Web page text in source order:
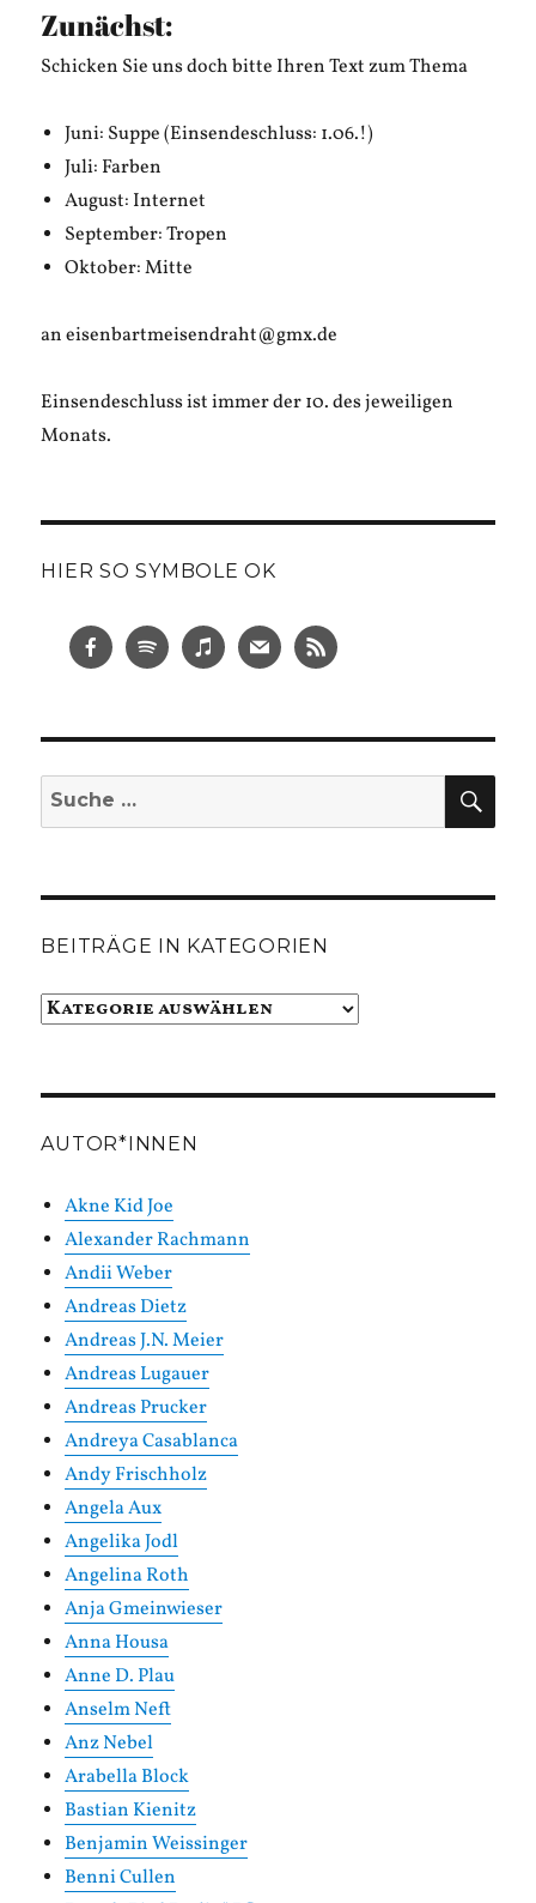
Zunächst:
Schicken Sie uns doch bitte Ihren Text zum Thema
Juni: Suppe (Einsendeschluss: 1.06.!)
Juli: Farben
August: Internet
September: Tropen
Oktober: Mitte
an eisenbartmeisendraht@gmx.de
Einsendeschluss ist immer der 10. des jeweiligen
Monats.
HIER SO SYMBOLE OK
Suche
nach:
BEITRÄGE IN KATEGORIEN
Beiträge
AUTOR*INNEN
Akne Kid Joe
Alexander Rachmann
Andii Weber
Andreas Dietz
Andreas J.N. Meier
Andreas Lugauer
Andreas Prucker
Andreya Casablanca
Andy Frischholz
Angela Aux
Angelika Jodl
Angelina Roth
Anja Gmeinwieser
Anna Housa
Anne D. Plau
Anselm Neft
Anz Nebel
Arabella Block
Bastian Kienitz
Benjamin Weissinger
Benni Cullen